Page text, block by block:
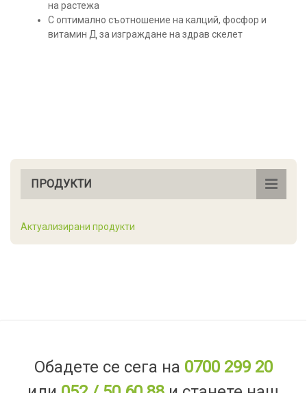
на растежа
С оптимално съотношение на калций, фосфор и
витамин Д за изграждане на здрав скелет
ПРОДУКТИ
Актуализирани продукти
Обадете се сега на 0700 299 20